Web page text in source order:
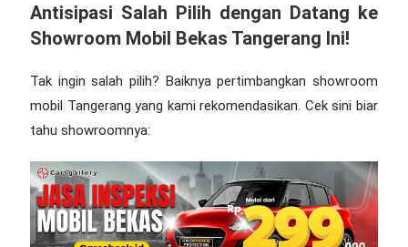
Antisipasi Salah Pilih dengan Datang ke
Showroom Mobil Bekas Tangerang Ini!
Tak ingin salah pilih? Baiknya pertimbangkan showroom
mobil Tangerangyang kami rekomendasikan. Cek sini biar
tahu showroomnya: